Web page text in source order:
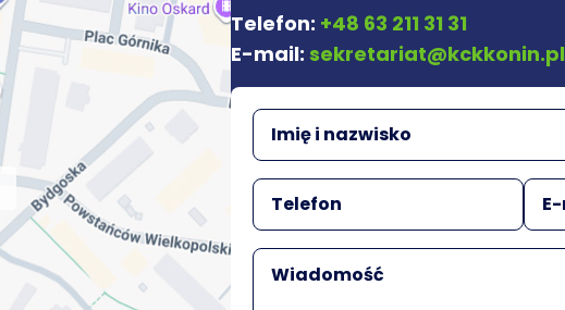
Telefon: +48 63 211 31 31
E-mail: sekretariat@kckkonin.pl